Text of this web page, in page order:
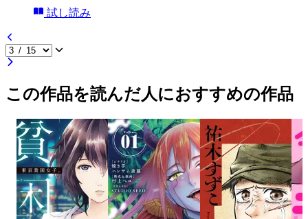
試し読み
この作品を読んだ人におすすめの作品